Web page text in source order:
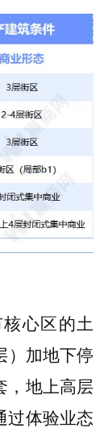
心区的土
）加地下停
，地上高层
过体验业态